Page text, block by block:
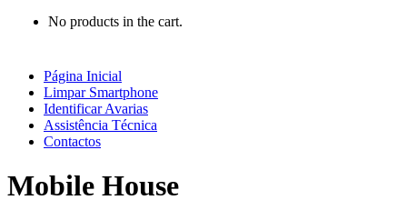
No products in the cart.
Página Inicial
Limpar Smartphone
Identificar Avarias
Assistência Técnica
Contactos
Mobile House